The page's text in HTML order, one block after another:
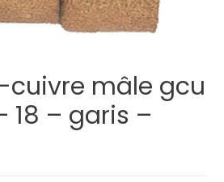
cuivre mâle gcu
18 – garis –